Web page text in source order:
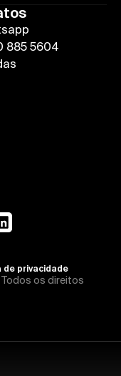
885 5604
de privacidade
os direitos